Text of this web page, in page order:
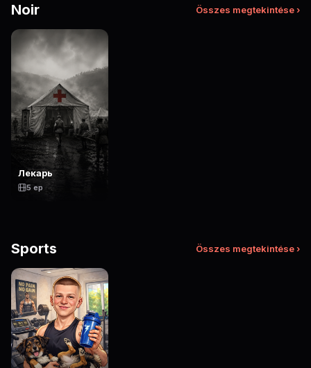
Noir Összes megtekintése ›
Лекарь
5 ep
Sports Összes megtekintése ›